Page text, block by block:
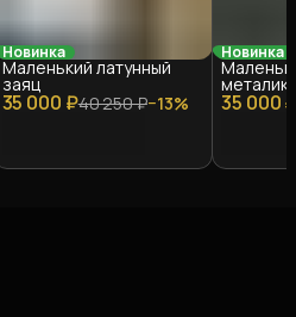
Новинка
35 000 ₽40 250 ₽−13%
Маленький латунный
заяц
Новинка
35 000
металик